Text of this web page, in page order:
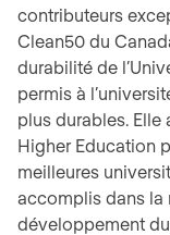
contributeurs
Clean50 du
durabilité de
permis à
plus durables. Elle
Higher Education
meilleures
accomplis dans la
développement